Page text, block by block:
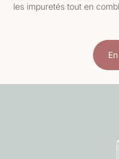
les impuretés tout en